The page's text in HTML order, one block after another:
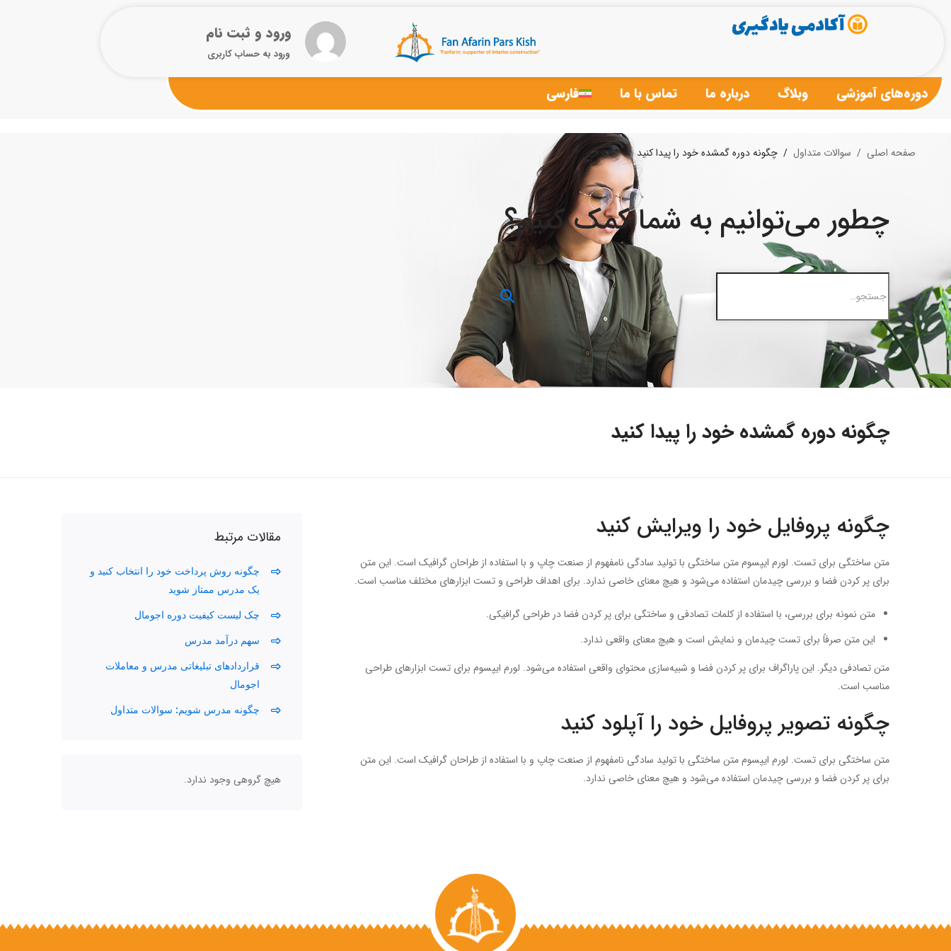
ورود و ثبت نام
ورود به حساب کاربری
دوره‌های آموزشی وبلاگ درباره ما تماس با ما فارسی
صفحه اصلی سوالات متداول چگونه دوره گمشده خود را پیدا کنید
چطور می‌توانیم به شما کمک کنیم؟
چگونه دوره گمشده خود را پیدا کنید
چگونه پروفایل خود را ویرایش کنید
متن ساختگی برای تست. لورم ایپسوم متن ساختگی با تولید سادگی نامفهوم از صنعت چاپ و با استفاده از طراحان گرافیک است. این متن
برای پر کردن فضا و بررسی چیدمان استفاده می‌شود و هیچ معنای خاصی ندارد. برای اهداف طراحی و تست ابزارهای مختلف مناسب است.
متن نمونه برای بررسی، با استفاده از کلمات تصادفی و ساختگی برای پر کردن فضا در طراحی گرافیکی.
این متن صرفاً برای تست چیدمان و نمایش است و هیچ معنای واقعی ندارد.
متن تصادفی دیگر. این پاراگراف برای پر کردن فضا و شبیه‌سازی محتوای واقعی استفاده می‌شود. لورم ایپسوم برای تست ابزارهای طراحی
مناسب است.
چگونه تصویر پروفایل خود را آپلود کنید
متن ساختگی برای تست. لورم ایپسوم متن ساختگی با تولید سادگی نامفهوم از صنعت چاپ و با استفاده از طراحان گرافیک است. این متن
برای پر کردن فضا و بررسی چیدمان استفاده می‌شود و هیچ معنای خاصی ندارد.
مقالات مرتبط
چگونه روش پرداخت خود را انتخاب کنید و
یک مدرس ممتاز شوید
چک لیست کیفیت دوره اجومال
سهم درآمد مدرس
قراردادهای تبلیغاتی مدرس و معاملات
اجومال
چگونه مدرس شویم: سوالات متداول
هیچ گروهی وجود ندارد.